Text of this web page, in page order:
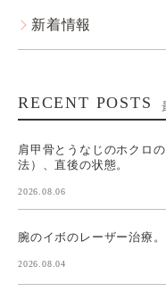
新着情報
RECENT POSTS
肩甲骨とうなじのホクロ
法）、直後の状態。
2026.08.06
腕のイボのレーザー治療。
2026.08.04